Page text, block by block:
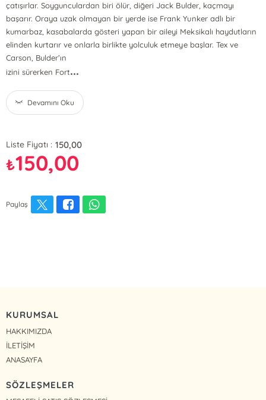
çatışırlar. Soygunculardan biri ölür, diğeri Jack Bulder, kaçmayı
başarır. Oraya uzak olmayan bir yerde ise Frank Yunker adlı bir
kumarbaz, kasabalarda gösteri yapan bir aileyi Meksikalı haydutların
elinden kurtarır ve onlarla birlikte yolculuk etmeye başlar. Tex ve
Carson, Bulder’ın
izini sürerken Fort...
Devamını Oku
Liste Fiyatı : 150,00
₺150,00
Paylaş
KURUMSAL
HAKKIMIZDA
İLETİŞİM
ANASAYFA
SÖZLEŞMELER